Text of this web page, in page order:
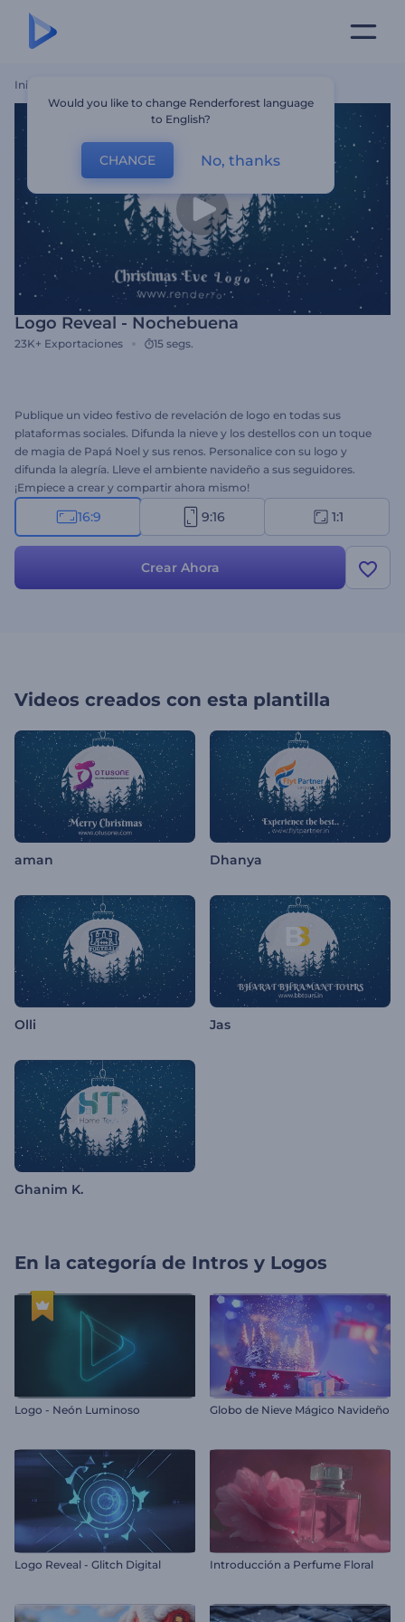
Inicio
Logo Reveal - Nochebuena
23K+ Exportaciones 15 segs.
Publique un video festivo de revelación de logo en todas sus
plataformas sociales. Difunda la nieve y los destellos con un toque
de magia de Papá Noel y sus renos. Personalice con su logo y
difunda la alegría. Lleve el ambiente navideño a sus seguidores.
¡Empiece a crear y compartir ahora mismo!
16:9 9:16 1:1
Crear Ahora
Videos creados con esta plantilla
aman Dhanya
Olli Jas
Ghanim K.
En la categoría de Intros y Logos
Logo - Neón Luminoso Globo de Nieve Mágico Navideño
Logo Reveal - Glitch Digital Introducción a Perfume Floral
Would you like to change Renderforest language
to English?
CHANGE No, thanks